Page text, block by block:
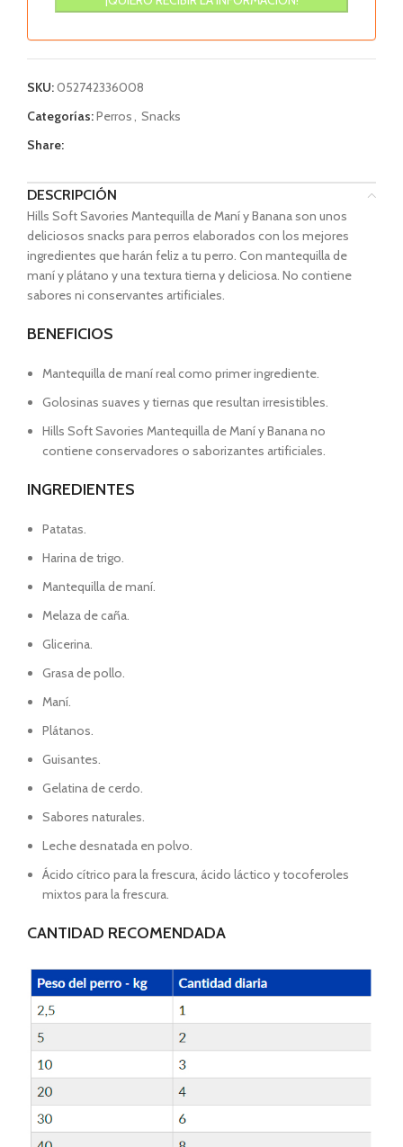
SKU:052742336008
Categorías:Perros, Snacks
Share:
DESCRIPCIÓN
Hills Soft Savories Mantequilla de Maní y Banana son unos
deliciosos snacks para perros elaborados con los mejores
ingredientes que harán feliz a tu perro. Con mantequilla de
maní y plátano y una textura tierna y deliciosa. No contiene
sabores ni conservantes artificiales.
BENEFICIOS
Mantequilla de maní real como primer ingrediente.
Golosinas suaves y tiernas que resultan irresistibles.
Hills Soft Savories Mantequilla de Maní y Banana no
contiene conservadores o saborizantes artificiales.
INGREDIENTES
Patatas.
Harina de trigo.
Mantequilla de maní.
Melaza de caña.
Glicerina.
Grasa de pollo.
Maní.
Plátanos.
Guisantes.
Gelatina de cerdo.
Sabores naturales.
Leche desnatada en polvo.
Ácido cítrico para la frescura, ácido láctico y tocoferoles
mixtos para la frescura.
CANTIDAD RECOMENDADA